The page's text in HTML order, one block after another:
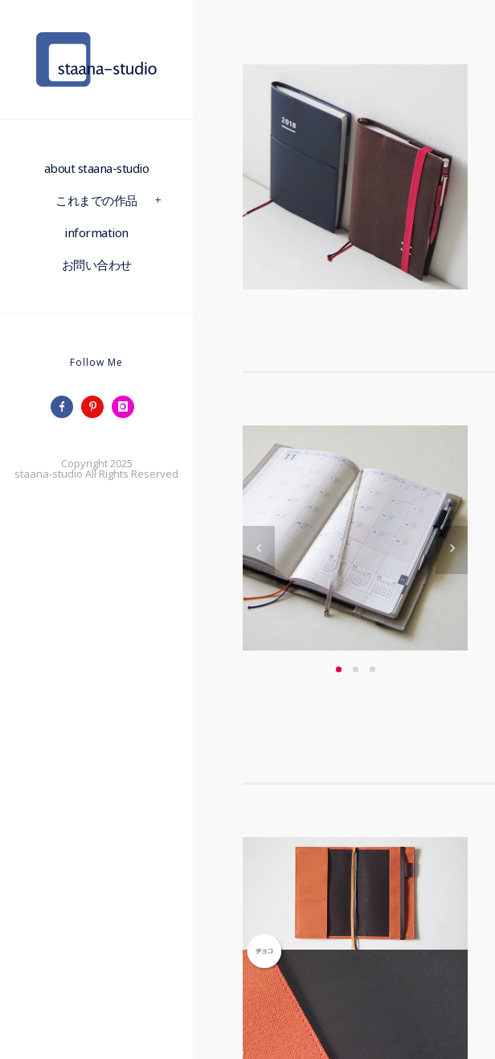
about staana-studio
これまでの作品
information
お問い合わせ
Follow Me
Copyright 2025
staana-studio All Rights Reserved